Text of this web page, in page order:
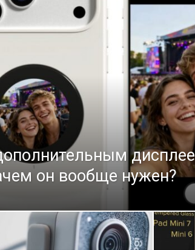
он вообще нужен?